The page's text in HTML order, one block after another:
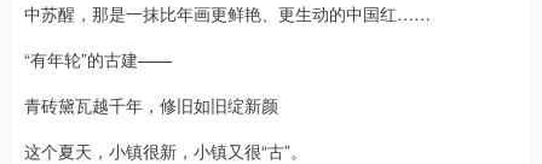
中苏醒，那是一抹比年画更鲜艳、更生动的中国红……
“有年轮”的古建——
青砖黛瓦越千年，修旧如旧绽新颜
这个夏天，小镇很新，小镇又很“古”。